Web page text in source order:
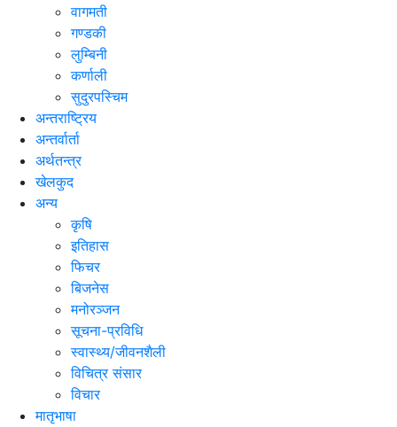
वागमती
गण्डकी
लुम्बिनी
कर्णाली
सुदुरपस्चिम
अन्तराष्ट्रिय
अन्तर्वार्ता
अर्थतन्त्र
खेलकुद
अन्य
कृषि
इतिहास
फिचर
बिजनेस
मनोरञ्जन
सूचना-प्रविधि
स्वास्थ्य/जीवनशैली
विचित्र संसार
विचार
मातृभाषा